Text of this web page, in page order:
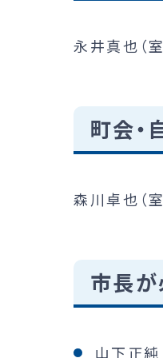
永井真也（
町会・
森川卓也（
市長
山下正純